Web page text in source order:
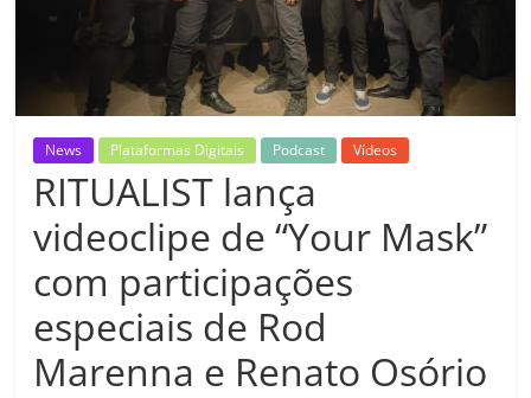
News Plataformas Digitais Podcast Vídeos
RITUALIST lança
videoclipe de “Your Mask”
com participações
especiais de Rod
Marenna e Renato Osório